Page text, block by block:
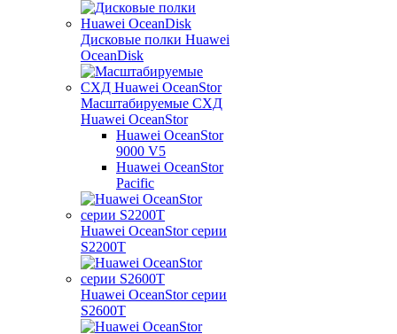
Дисковые полки Huawei
OceanDisk
Масштабируемые СХД
Huawei OceanStor
Huawei OceanStor
9000 V5
Huawei OceanStor
Pacific
Huawei OceanStor серии
S2200T
Huawei OceanStor серии
S2600T